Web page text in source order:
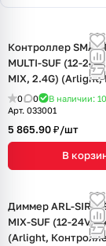
Контроллер
MULTI-SUF (12-
MIX, 2.4G) (Arlight,
Пластик, 5 лет)
0 0 В наличии:
Арт. 033001
5 865.90 ₽/шт
В
Диммер ARL-
MIX-SUF (12-24V,
(Arlight,